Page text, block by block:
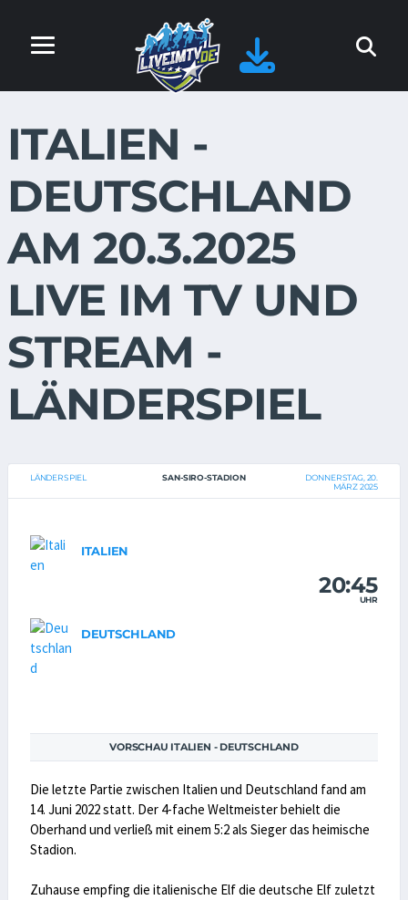
ITALIEN -
DEUTSCHLAND
AM 20.3.2025
LIVE IM TV UND
STREAM -
LÄNDERSPIEL
LÄNDERSPIEL SAN-SIRO-STADION
DONNERSTAG, 20.
MÄRZ 2025
ITALIEN
20:45
UHR
DEUTSCHLAND
VORSCHAU ITALIEN - DEUTSCHLAND
Die letzte Partie zwischen Italien und Deutschland fand am
14. Juni 2022 statt. Der 4-fache Weltmeister behielt die
Oberhand und verließ mit einem 5:2 als Sieger das heimische
Stadion.
Zuhause empfing die italienische Elf die deutsche Elf zuletzt